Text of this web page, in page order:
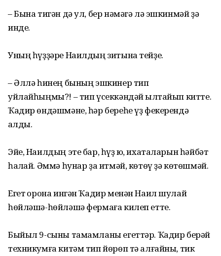
– Бына тигән дә ул, бер нәмәгә лә эшкинмәй ҙә
инде.
Уның һүҙҙәре Наилдың зитына тейҙе.
– Әллә һинең бының эшкинер тип
уйлайһыңмы?! – тип үсеккәндәй ҡылтайып китте.
Ҡадир өндәшмәне, һәр береһе үҙ фекерендә
ҡалды.
Эйе, Наилдың эте бар, һүҙ юҡ, ихаталарын һәйбәт
һаҡлай. Әммә һунар ҙа итмәй, көтөү ҙә көтөшмәй.
Егет ҡорона ингән Ҡадир менән Наил шулай
һөйләшә-һөйләшә фермаға килеп етте.
Быйыл 9-сыны тамамланы егеттәр. Ҡадир берәй
техникумға китәм тип йөрөп тә алғайны, тик